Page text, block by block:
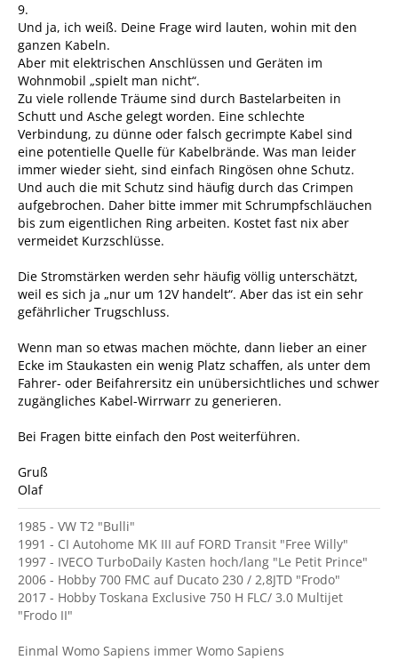
9.
Und ja, ich weiß. Deine Frage wird lauten, wohin mit den
ganzen Kabeln.
Aber mit elektrischen Anschlüssen und Geräten im
Wohnmobil „spielt man nicht“.
Zu viele rollende Träume sind durch Bastelarbeiten in
Schutt und Asche gelegt worden. Eine schlechte
Verbindung, zu dünne oder falsch gecrimpte Kabel sind
eine potentielle Quelle für Kabelbrände. Was man leider
immer wieder sieht, sind einfach Ringösen ohne Schutz.
Und auch die mit Schutz sind häufig durch das Crimpen
aufgebrochen. Daher bitte immer mit Schrumpfschläuchen
bis zum eigentlichen Ring arbeiten. Kostet fast nix aber
vermeidet Kurzschlüsse.
Die Stromstärken werden sehr häufig völlig unterschätzt,
weil es sich ja „nur um 12V handelt“. Aber das ist ein sehr
gefährlicher Trugschluss.
Wenn man so etwas machen möchte, dann lieber an einer
Ecke im Staukasten ein wenig Platz schaffen, als unter dem
Fahrer- oder Beifahrersitz ein unübersichtliches und schwer
zugängliches Kabel-Wirrwarr zu generieren.
Bei Fragen bitte einfach den Post weiterführen.
Gruß
Olaf
1985 - VW T2 "Bulli"
1991 - CI Autohome MK III auf FORD Transit "Free Willy"
1997 - IVECO TurboDaily Kasten hoch/lang "Le Petit Prince"
2006 - Hobby 700 FMC auf Ducato 230 / 2,8JTD "Frodo"
2017 - Hobby Toskana Exclusive 750 H FLC/ 3.0 Multijet
"Frodo II"
Einmal Womo Sapiens immer Womo Sapiens